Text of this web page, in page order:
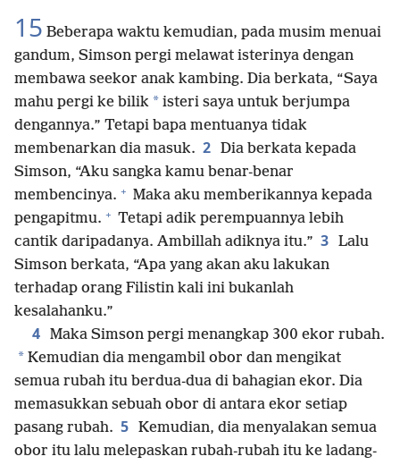
15 Beberapa waktu kemudian, pada musim menuai
gandum, Simson pergi melawat isterinya dengan
membawa seekor anak kambing. Dia berkata, “Saya
mahu pergi ke bilik * isteri saya untuk berjumpa
dengannya.” Tetapi bapa mentuanya tidak
membenarkan dia masuk. 2 Dia berkata kepada
Simson, “Aku sangka kamu benar-benar
membencinya. + Maka aku memberikannya kepada
pengapitmu. + Tetapi adik perempuannya lebih
cantik daripadanya. Ambillah adiknya itu.” 3 Lalu
Simson berkata, “Apa yang akan aku lakukan
terhadap orang Filistin kali ini bukanlah
kesalahanku.”
4 Maka Simson pergi menangkap 300 ekor rubah.
* Kemudian dia mengambil obor dan mengikat
semua rubah itu berdua-dua di bahagian ekor. Dia
memasukkan sebuah obor di antara ekor setiap
pasang rubah. 5 Kemudian, dia menyalakan semua
obor itu lalu melepaskan rubah-rubah itu ke ladang-